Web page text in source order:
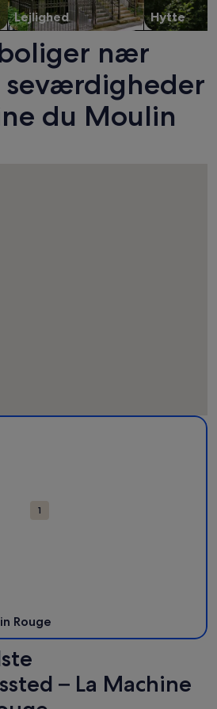
Lejlighed Hytte
nær
du Moulin
1
Rouge
Machine du Moulin Rouge. Åbner i
– La Machine